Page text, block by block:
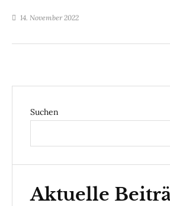
14. November 2022
Suchen
Aktuelle